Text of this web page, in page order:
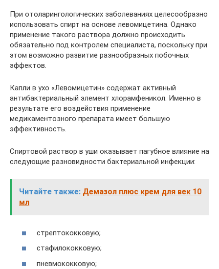
При отоларингологических заболеваниях целесообразно
использовать спирт на основе левомицетина. Однако
применение такого раствора должно происходить
обязательно под контролем специалиста, поскольку при
этом возможно развитие разнообразных побочных
эффектов.
Капли в ухо «Левомицетин» содержат активный
антибактериальный элемент хлорамфеникол. Именно в
результате его воздействия применение
медикаментозного препарата имеет большую
эффективность.
Спиртовой раствор в уши оказывает пагубное влияние на
следующие разновидности бактериальной инфекции:
Читайте также: Демазол плюс крем для век 10
мл
стрептококковую;
стафилококковую;
пневмококковую;